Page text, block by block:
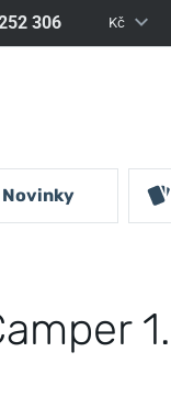
306 Kč
Novinky